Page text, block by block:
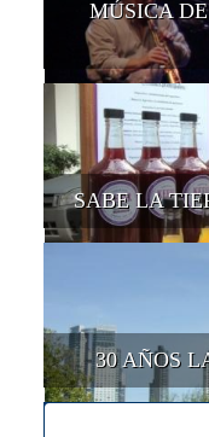
MÚSICA
SABE LA
30 AÑOS